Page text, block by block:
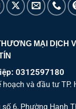
MẠI DỊCH
0312597180
và đầu tư TP.
6, Phường Hạnh